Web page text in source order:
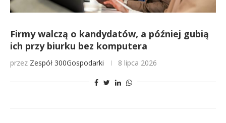
Firmy walczą o kandydatów, a później gubią
ich przy biurku bez komputera
przez Zespół 300Gospodarki 8 lipca 2026